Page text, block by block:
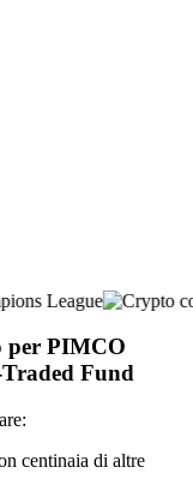
per PIMCO
Fund
centinaia di altre